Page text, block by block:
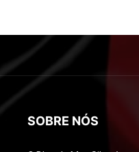
SOBRE NÓS